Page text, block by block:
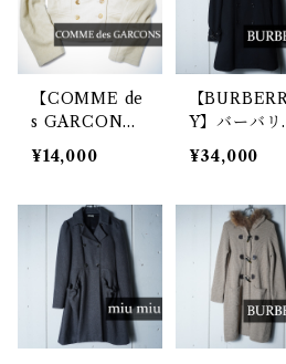
【COMME de
s GARCON
S】コムデギャ
ルソン ウールP
ト beige
¥14,000
【
Y】バーバリ
ロゴボタンカ
ミヤ混ウール
ト black
¥34,000